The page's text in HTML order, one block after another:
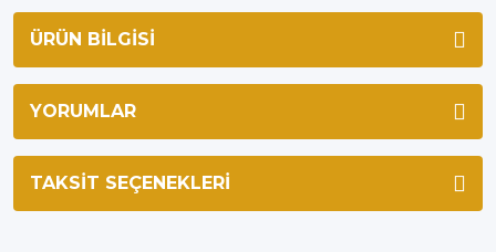
ÜRÜN BILGISI
YORUMLAR
TAKSIT SEÇENEKLERI